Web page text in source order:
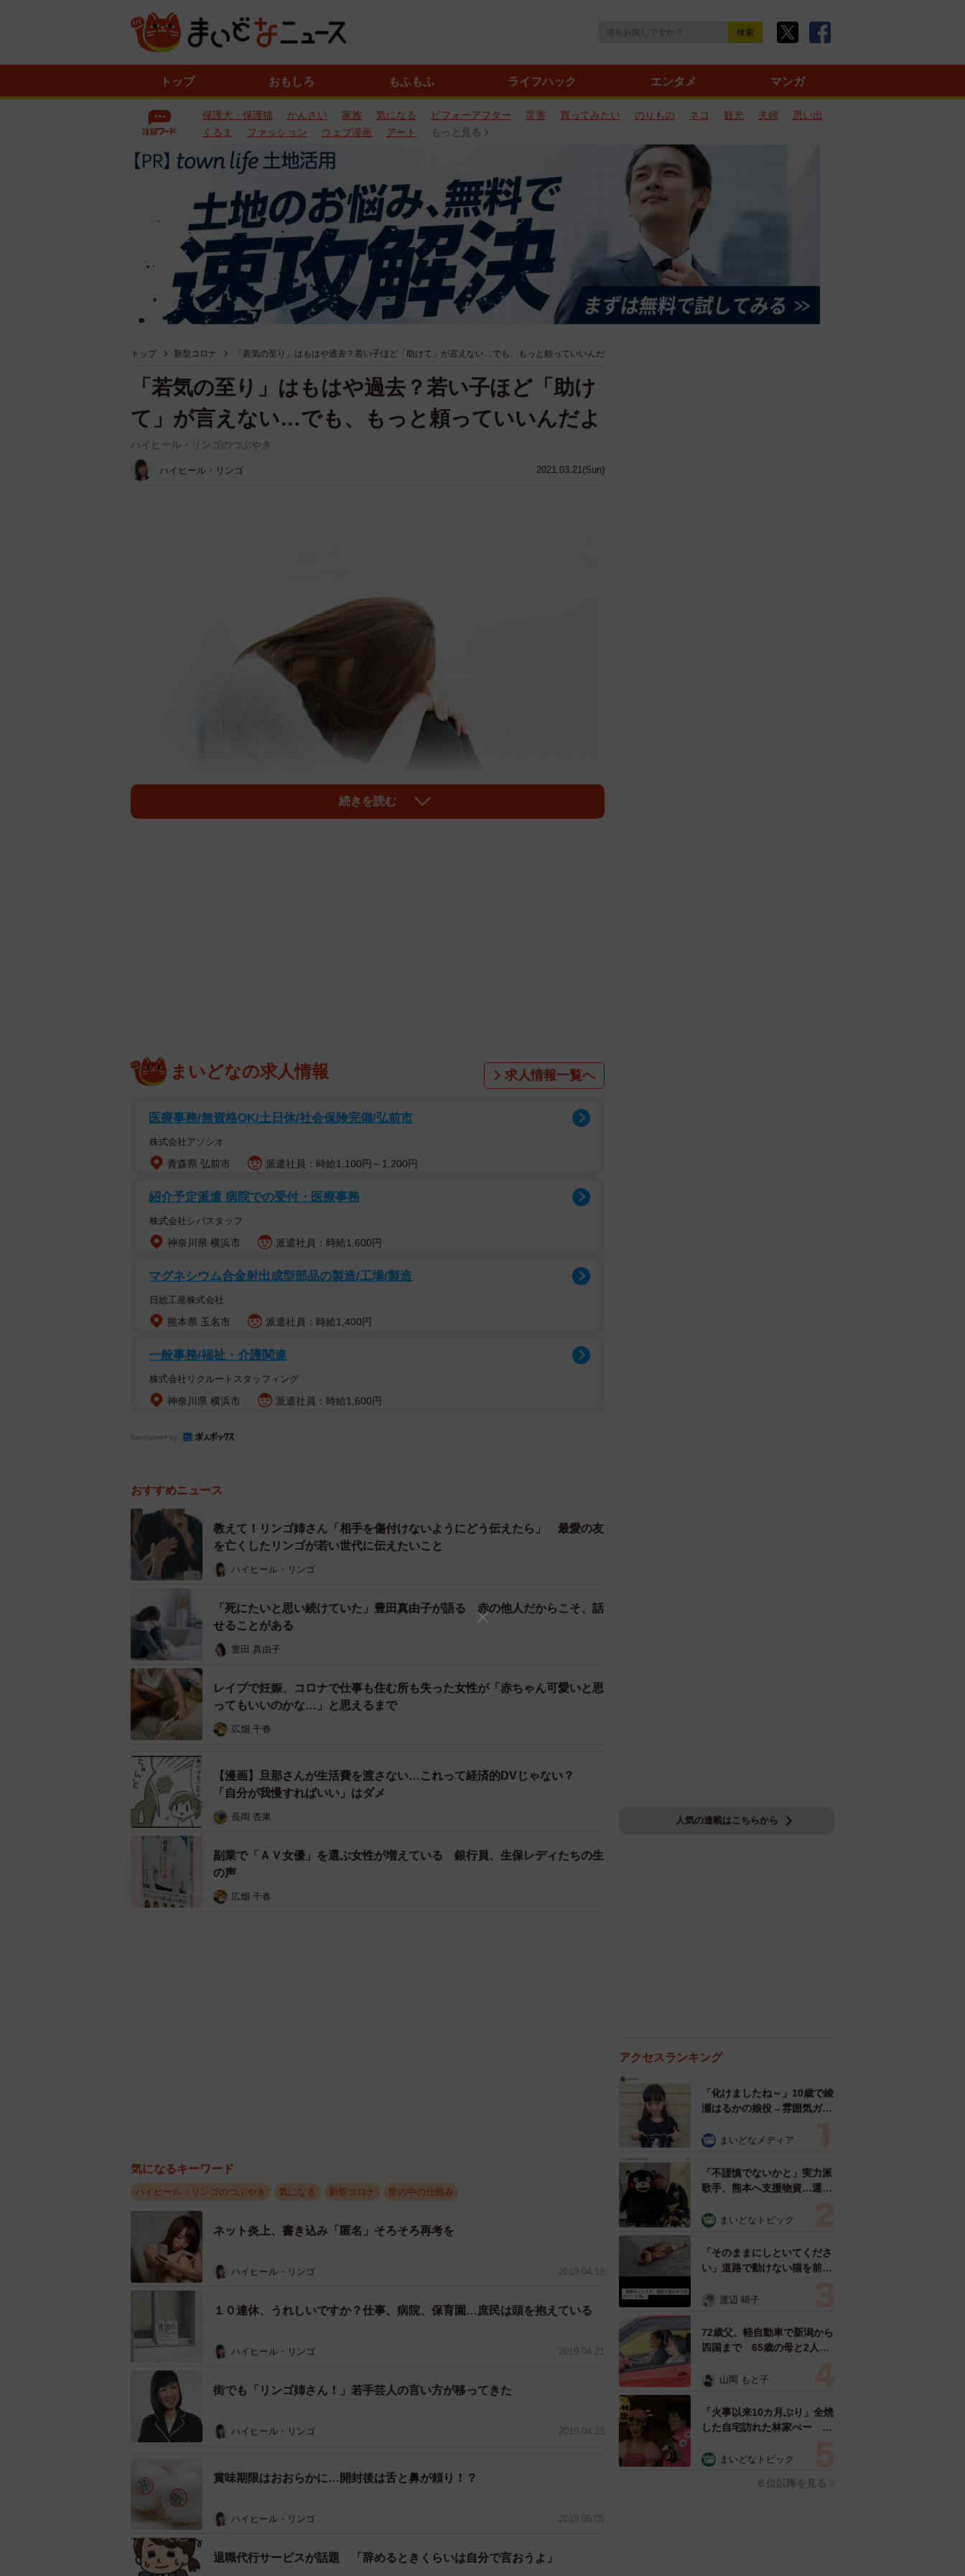
トップ おもしろ もふもふ ライフハック エンタメ マンガ
保護犬・保護猫 かんさい 家族 気になる ビフォーアフター 災害 買ってみたい のりもの ネコ 観光 夫婦
思い出
くるま
ファッション ウェブ漫画 アート もっと見る
トップ 新型コロナ 「若気の至り」はもはや過去？若い子ほど「助けて」が言えない…でも、もっと頼っていいんだ
2021.03.21(Sun)
「若気の至り」はもはや過去？若い子ほど「助け
て」が言えない…でも、もっと頼っていいんだよ
ハイヒール・リンゴのつぶやき
ハイヒール・リンゴ
そうそうたる顔ぶれで、最初は「私なんかで大丈夫かな」と正直不安に思いました。でも東
京、大阪で情報番組に出演させて頂いていることもあり、「より身近な存在として発信する
ことを精一杯していきたいと思っています。
ただ、この会議が何せ言葉が難しい！専門用語が飛び交い、付いていくのに必死で、何度
厚生労働省って本当にありとあらゆる分析をし、それを元に例えば電話相談や特例貸付の償
還免除などの命を守る対策、困窮対策をしてきているのに、悲しいかな、それが私達一般庶
民レベルまでは届いていない。本当に困っている人って、ネットで自分達の事を「生活困窮
今の、若い人たちは、私たち世代が思うよりもずっと「恥をかきたくない」と思う気持ち
が強いと感じるのです。私のYouTubeチャンネルでも「ガチで洗濯機を買う」「冷蔵庫を買
おきたいという人が多いのかな、そこで「知らない」という恥をかきたくないのでは、と推
測したりします。昔のように「若いから恥をかいてもいい」じゃないのです。
最近話題の「生理の貧困」もそう。私の周囲の若い子に聞いても、そんな経験は「ない」
が、その「恥」とは違う、別の意味での「恥の文化」が広がっているような気がするので
す。
そうでなくとも、日本人は困った時に誰かに「助けて」と言える「援助希求力」(この言
葉もこのP.Tで初めて知りました)が世界でも異常に低いのだそう。「助けて」と言いにく
い、恥ずかしい。それを変えるには教育課程に盛り込むことが何より大切ですが、現状、行
政もただ待っているのではなく、外に出て困っている人を見つけに行こう－という取り組み
が、このプロジェクトなのです。
そうなると、相談は電話だけでなくLINEやツイッター、インスタグラムなどSNSツール
を充実させるとか、いきなり「困ってる？」と聞くのではなくて「最近どう？」と尋ねると
か、ホームページはもっと読みやすくQ&Aも簡潔に、とか。もっと若い人や困った人たちが
気軽に「相談」というか現状を「話せる」事が大切だと痛感しています。
困窮、DV、虐待、望まない妊娠。一人で抱え込んで迷宮に入り込んでしまう前に、そば
まで来て寄り添えたら。誰かに話すことで頭の中が整理されることもあります。皆さん、厚
労省も色々考えています。だから、もっと「利用」していい。困ったらちょっと覗いてみて
下さい。「もっとあなたを支えたい」「もっと頼って厚労省！」
＊＊＊＊
続きを読む
まいどなの求人情報 求人情報一覧へ
医療事務/無資格OK/土日休/社会保険完備/弘前市
株式会社アソシオ
青森県 弘前市 派遣社員：時給1,100円～1,200円
紹介予定派遣 病院での受付・医療事務
株式会社シバスタッフ
神奈川県 横浜市 派遣社員：時給1,600円
マグネシウム合金射出成型部品の製造/工場/製造
日総工産株式会社
熊本県 玉名市 派遣社員：時給1,400円
一般事務/福祉・介護関連
株式会社リクルートスタッフィング
神奈川県 横浜市 派遣社員：時給1,600円
Sponsored by
おすすめニュース
教えて！リンゴ姉さん「相手を傷付けないようにどう伝えたら」 最愛の友
を亡くしたリンゴが若い世代に伝えたいこと
ハイヒール・リンゴ
「死にたいと思い続けていた」豊田真由子が語る 赤の他人だからこそ、話
せることがある
豊田 真由子
レイプで妊娠、コロナで仕事も住む所も失った女性が「赤ちゃん可愛いと思
ってもいいのかな…」と思えるまで
広畑 千春
【漫画】旦那さんが生活費を渡さない…これって経済的DVじゃない？
「自分が我慢すればいい」はダメ
長岡 杏果
副業で「ＡＶ女優」を選ぶ女性が増えている 銀行員、生保レディたちの生
の声
広畑 千春
気になるキーワード
ハイヒール・リンゴのつぶやき 気になる 新型コロナ 世の中の仕組み
ネット炎上、書き込み「匿名」そろそろ再考を
ハイヒール・リンゴ 2019.04.18
１０連休、うれしいですか？仕事、病院、保育園…庶民は頭を抱えている
ハイヒール・リンゴ 2019.04.21
街でも「リンゴ姉さん！」若手芸人の言い方が移ってきた
ハイヒール・リンゴ 2019.04.28
賞味期限はおおらかに…開封後は舌と鼻が頼り！？
ハイヒール・リンゴ 2019.05.05
退職代行サービスが話題 「辞めるときくらいは自分で言おうよ」
人気の連載はこちらから
アクセスランキング
「化けましたね～」10歳で綾
瀬はるかの娘役→雰囲気ガラ
雰囲気が」「宝塚に入れそ
まいどなメディア
「不謹慎でないかと」実力派
歌手、熊本へ支援物資…運搬
めらい 「痛いほど伝わる」
まいどなトピック
「そのままにしといてくださ
い」道路で動けない猫を前に
ようとした4日間 「命の重
表の訴え
渡辺 晴子
72歳父、軽自動車で新潟から
四国まで 65歳の母と2人で
憩まで分刻み… 「大学生で
山岡 もと子
「火事以来10カ月ぶり」全焼
した自宅訪れた林家ぺー 内
ン状態の部屋に呆然
まいどなトピック
６位以降を見る